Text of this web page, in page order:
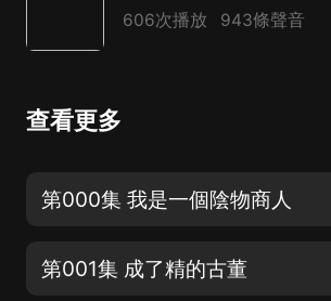
606次播放 943條聲音
查看更多
第000集 我是一個陰物商人
第001集 成了精的古董